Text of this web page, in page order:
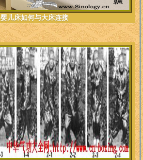
婴儿床如何与大床连接